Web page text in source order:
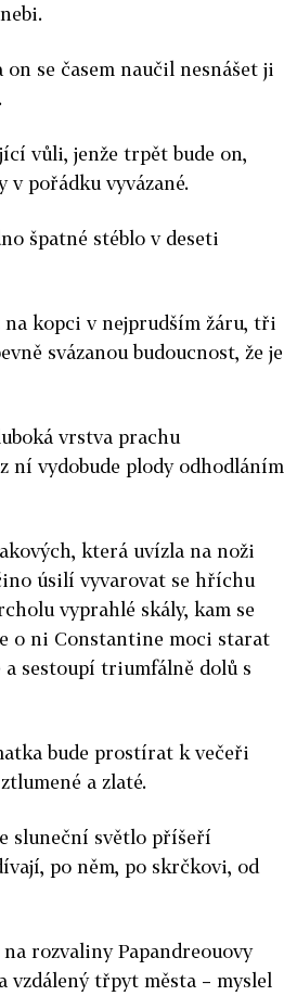
se časem naučil nesnášet ji
vůli, jenže trpět bude on,
v pořádku vyvázané.
špatné stéblo v deseti
kopci v nejprudším žáru, tři
svázanou budoucnost, že je
vrstva prachu
ní vydobude plody odhodláním
která uvízla na noži
úsilí vyvarovat se hříchu
vyprahlé skály, kam se
o ni Constantine moci starat
sestoupí triumfálně dolů s
bude prostírat k večeři
a zlaté.
sluneční světlo příšeří
po něm, po skrčkovi, od
rozvaliny Papandreouovy
vzdálený třpyt města – myslel